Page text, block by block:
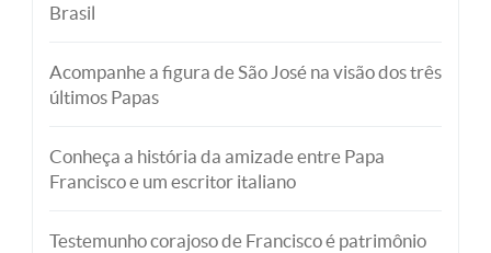
Brasil
Acompanhe a figura de São José na visão dos três
últimos Papas
Conheça a história da amizade entre Papa
Francisco e um escritor italiano
Testemunho corajoso de Francisco é patrimônio